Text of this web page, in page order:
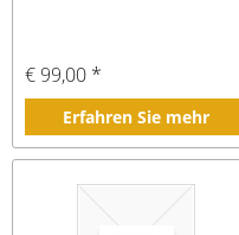
€ 99,00 *
Erfahren Sie mehr